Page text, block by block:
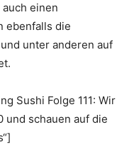
auch einen
ebenfalls die
unter anderen auf
Sushi Folge 111: Wir
und schauen auf die